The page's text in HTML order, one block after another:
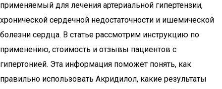
применяемый для лечения артериальной гипертензии,
хронической сердечной недостаточности и ишемической
болезни сердца. В статье рассмотрим инструкцию по
применению, стоимость и отзывы пациентов с
гипертонией. Эта информация поможет понять, как
правильно использовать Акридилол, какие результаты